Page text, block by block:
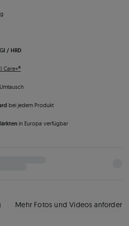
/ HRD
Care+®
bei jedem Produkt
in Europa verfügbar
Mehr Fotos und Videos anfordern